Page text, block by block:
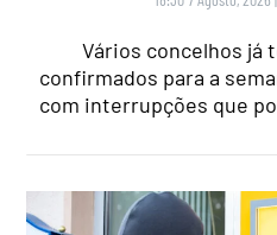
Vários concelhos já
confirmados para a
com interrupções que